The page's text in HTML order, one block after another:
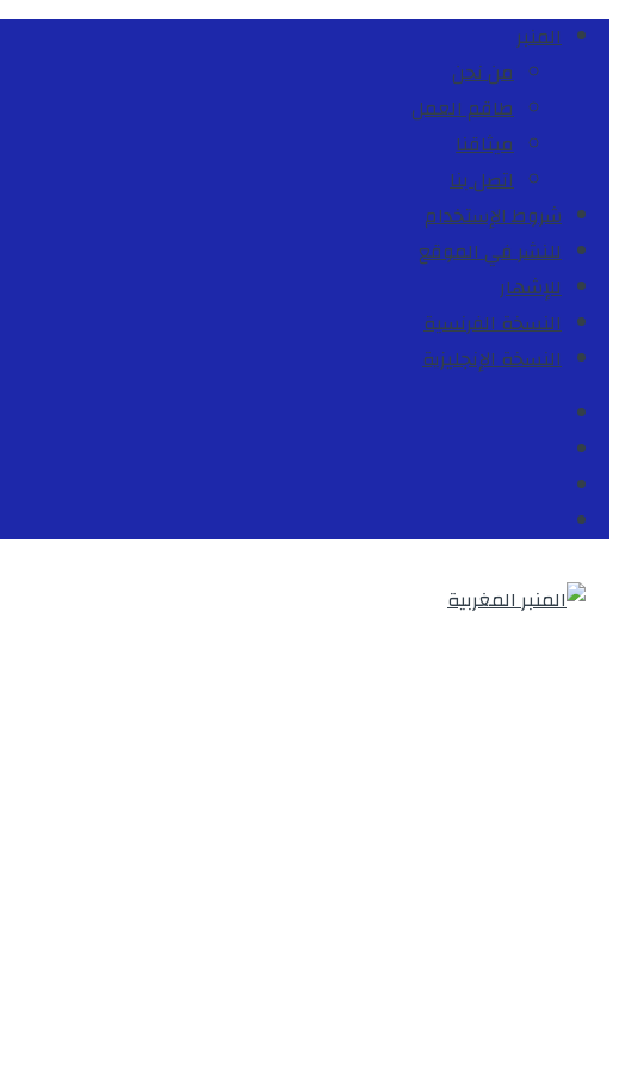
المنبر
من نحن
طاقم العمل
ميثاقنا
اتصل بنا
شروط الإستخدام
للنشر في الموقع
للإشهار
النسخة الفرنسية
النسخة الإنجليزية